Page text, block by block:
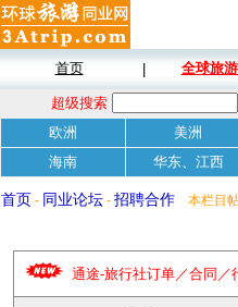
首页 全球旅
超级搜索
欧洲
美洲
海南
华东、江西
首页 - 同业论坛 - 招聘合作 本栏目
通途-旅行社订单／合同